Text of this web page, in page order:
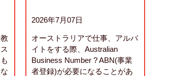
2026年7月07日
オーストラリアで仕事、アルバ
イトをする際、Australian
Business Number ? ABN(事業
者登録)が必要になることがあ